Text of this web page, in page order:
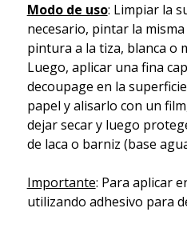
Modo de uso: Limpiar la
necesario, pintar la
pintura a la tiza, blanca o
Luego, aplicar una fina
decoupage en la
papel y alisarlo con un
dejar secar y luego
de laca o barniz (base
Importante: Para aplicar
utilizando adhesivo para